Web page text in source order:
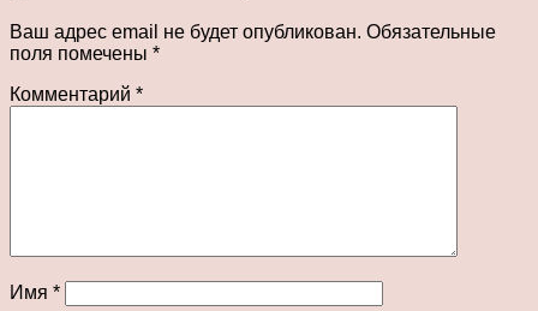
Ваш адрес email не будет опубликован. Обязательные
поля помечены *
Комментарий *
Имя *